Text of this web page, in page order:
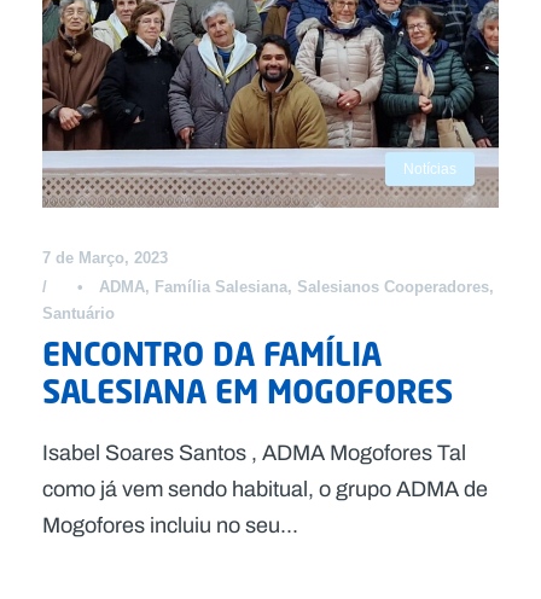
Notícias
7 de Março, 2023
•
ADMA, Família Salesiana, Salesianos Cooperadores,
Santuário
ENCONTRO DA FAMÍLIA
SALESIANA EM MOGOFORES
Isabel Soares Santos , ADMA Mogofores Tal
como já vem sendo habitual, o grupo ADMA de
Mogofores incluiu no seu...